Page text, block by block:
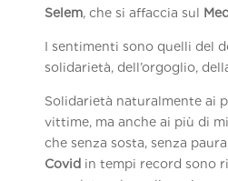
Selem, che si affaccia sul
I sentimenti sono quelli del
solidarietà, dell’orgoglio,
Solidarietà naturalmente ai
vittime, ma anche ai più di
che senza sosta, senza
Covid in tempi record sono